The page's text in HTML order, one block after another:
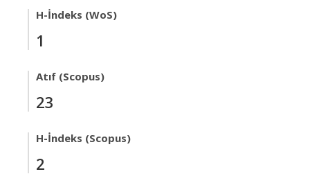
H-İndeks (WoS)
1
Atıf (Scopus)
23
H-İndeks (Scopus)
2